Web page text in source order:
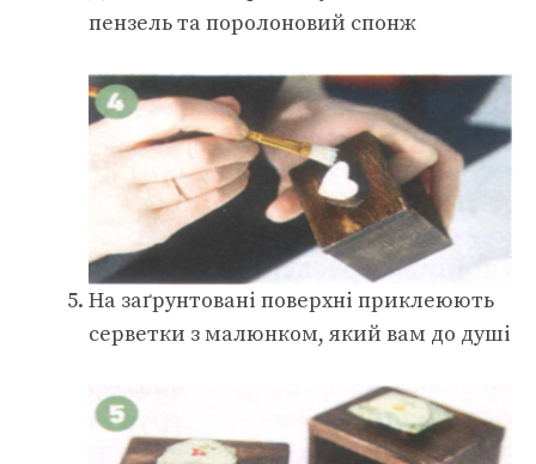
пензель та поролоновий спонж
На заґрунтовані поверхні приклеюють
серветки з малюнком, який вам до душі